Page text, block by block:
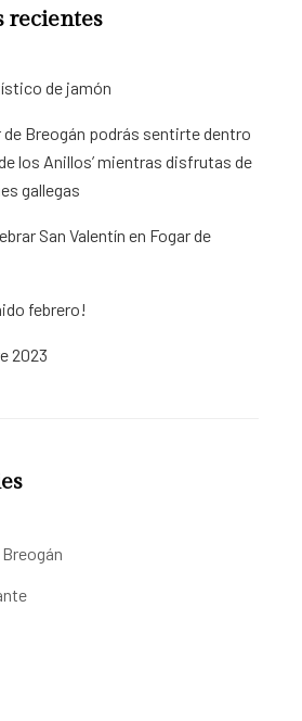
recientes
de jamón
de Breogán podrás sentirte dentro
de los Anillos’ mientras disfrutas de
gallegas
San Valentín en Fogar de
febrero!
2023